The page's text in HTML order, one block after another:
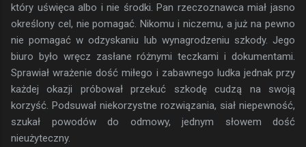
który uświęca albo i nie środki. Pan rzeczoznawca miał jasno
określony cel, nie pomagać. Nikomu i niczemu, a już na pewno
nie pomagać w odzyskaniu lub wynagrodzeniu szkody. Jego
biuro było wręcz zasłane różnymi teczkami i dokumentami.
Sprawiał wrażenie dość miłego i zabawnego ludka jednak przy
każdej okazji próbował przekuć szkodę cudzą na swoją
korzyść. Podsuwał niekorzystne rozwiązania, siał niepewność,
szukał powodów do odmowy, jednym słowem dość
nieużyteczny.